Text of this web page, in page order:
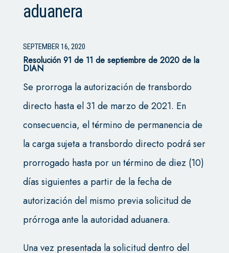
aduanera
SEPTEMBER 16, 2020
Resolución 91 de 11 de septiembre de 2020 de la
DIAN
Se prorroga la autorización de transbordo
directo hasta el 31 de marzo de 2021. En
consecuencia, el término de permanencia de
la carga sujeta a transbordo directo podrá ser
prorrogado hasta por un término de diez (10)
días siguientes a partir de la fecha de
autorización del mismo previa solicitud de
prórroga ante la autoridad aduanera.
Una vez presentada la solicitud dentro del